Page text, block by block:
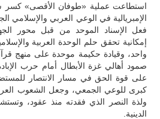
استطاعت عملية «طوفان الأقصى» كسر
الإمبريالية في الوعي العربي والإسلامي
فعل الإسناد الموحد من قبل محور
إمكانية تحقق حلم الوحدة العربية
واحد، وقيادة حكيمة موحدة على منهج
صمود أهالي غزة الأبطال أمام حرب
على قوة الحق في مسار الانتصار
كبرى للوعي الجمعي، وجعل الشعوب
ولذة النصر الذي فقدته منذ عقود،
الدينية.